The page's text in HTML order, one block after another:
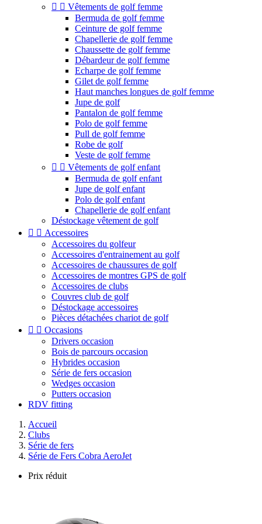
  Vêtements de golf femme
Bermuda de golf femme
Ceinture de golf femme
Chapellerie de golf femme
Chaussette de golf femme
Débardeur de golf femme
Echarpe de golf femme
Gilet de golf femme
Haut manches longues de golf femme
Jupe de golf
Pantalon de golf femme
Polo de golf femme
Pull de golf femme
Robe de golf
Veste de golf femme
  Vêtements de golf enfant
Bermuda de golf enfant
Jupe de golf enfant
Polo de golf enfant
Chapellerie de golf enfant
Déstockage vêtement de golf
  Accessoires
Accessoires du golfeur
Accessoires d'entrainement au golf
Accessoires de chaussures de golf
Accessoires de montres GPS de golf
Accessoires de clubs
Couvres club de golf
Déstockage accessoires
Pièces détachées chariot de golf
  Occasions
Drivers occasion
Bois de parcours occasion
Hybrides occasion
Série de fers occasion
Wedges occasion
Putters occasion
RDV fitting
Accueil
Clubs
Série de fers
Série de Fers Cobra AeroJet
Prix réduit